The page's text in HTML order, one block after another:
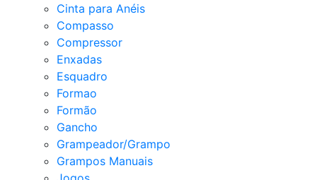
Cinta para Anéis
Compasso
Compressor
Enxadas
Esquadro
Formao
Formão
Gancho
Grampeador/Grampo
Grampos Manuais